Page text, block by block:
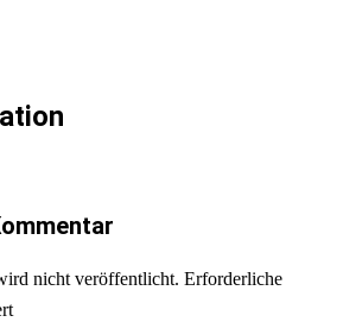
nicht veröffentlicht. Erforderliche